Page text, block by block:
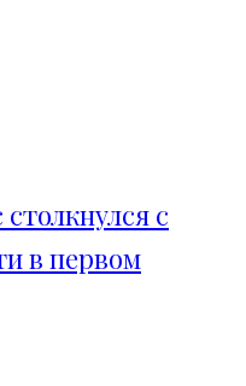
с
в первом